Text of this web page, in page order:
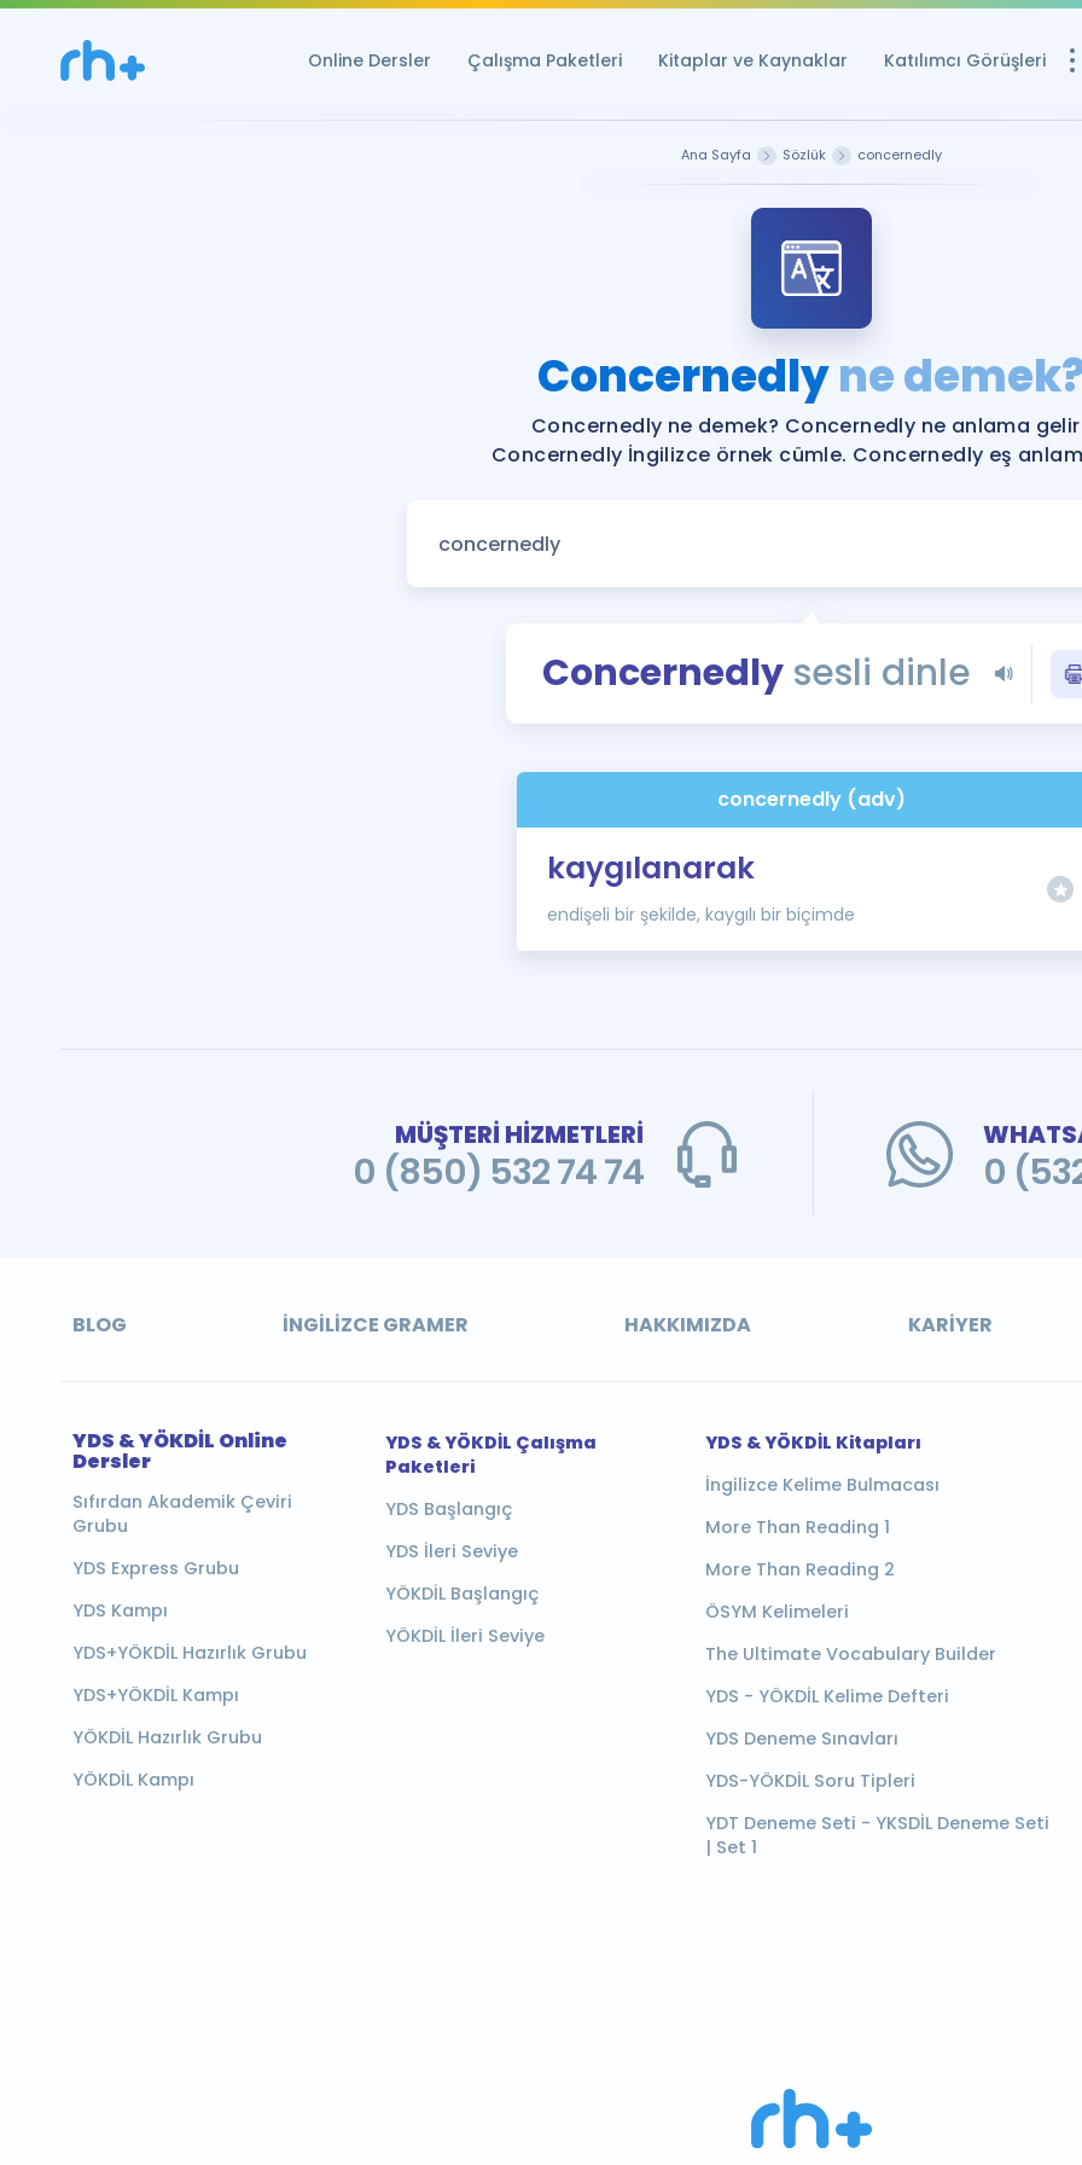
Online Dersler Çalışma Paketleri Kitaplar ve Kaynaklar Katılımcı Görüşleri
Ücretsiz
YDS ve YÖKDİL
YDS ve YÖKDİL'e
Tüm ÖSYM
Blog
YDS - YÖKDİL
İngilizce
Ana Sayfa Sözlük concernedly
Concernedlyne
Concernedly ne demek? Concernedly ne anlama
Concernedly İngilizce örnek cümle. Concernedly eş
Concernedlysesli dinle
concernedly (adv)
kaygılanarak
endişeli bir şekilde, kaygılı bir biçimde
MÜŞTERİ HİZMETLERİ
0 (850) 532 74 74 0
BLOG İNGILIZCE GRAMER HAKKIMIZDA KARIYER
YDS & YÖKDİL Online
Dersler
Sıfırdan Akademik Çeviri
Grubu
YDS Express Grubu
YDS Kampı
YDS+YÖKDİL Hazırlık Grubu
YDS+YÖKDİL Kampı
YÖKDİL Hazırlık Grubu
YÖKDİL Kampı
YDS & YÖKDİL Çalışma
Paketleri
YDS Başlangıç
YDS İleri Seviye
YÖKDİL Başlangıç
YÖKDİL İleri Seviye
YDS & YÖKDİL Kitapları
İngilizce Kelime Bulmacası
More Than Reading 1
More Than Reading 2
ÖSYM Kelimeleri
The Ultimate Vocabulary Builder
YDS - YÖKDİL Kelime Defteri
YDS Deneme Sınavları
YDS-YÖKDİL Soru Tipleri
YDT Deneme Seti - YKSDİL Deneme Seti
| Set 1